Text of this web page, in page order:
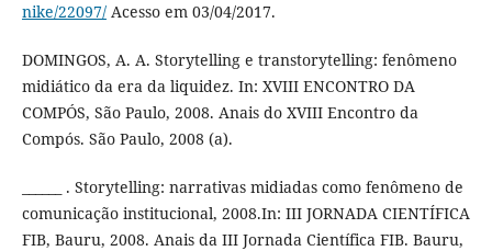
nike/22097/Acesso em 03/04/2017.
DOMINGOS, A. A. Storytelling e transtorytelling: fenômeno
midiático da era da liquidez. In: XVIII ENCONTRO DA
COMPÓS, São Paulo, 2008. Anais do XVIII Encontro da
Compós. São Paulo, 2008 (a).
______ . Storytelling: narrativas midiadas como fenômeno de
comunicação institucional, 2008.In: III JORNADA CIENTÍFICA
FIB, Bauru, 2008. Anais da III Jornada Científica FIB. Bauru,